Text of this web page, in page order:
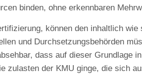
binden, ohne erkennbaren
können den inhaltlich wie
und Durchsetzungsbehörden
dass auf dieser Grundlage
zulasten der KMU ginge, die sich